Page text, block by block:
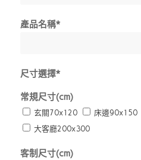
產品名稱*
尺寸選擇*
常規尺寸(cm)
玄關70x120 床邊90x150
大客廳200x300
客制尺寸(cm)